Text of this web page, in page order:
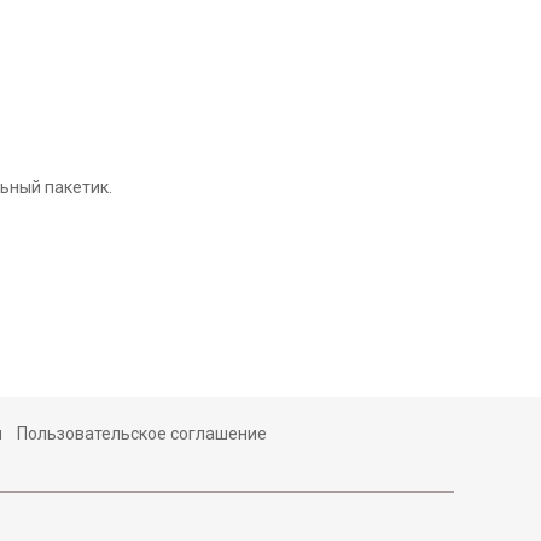
пакетик.
Пользовательское соглашение